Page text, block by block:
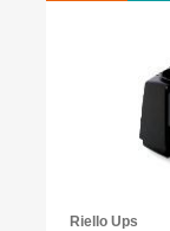
Riello Ups